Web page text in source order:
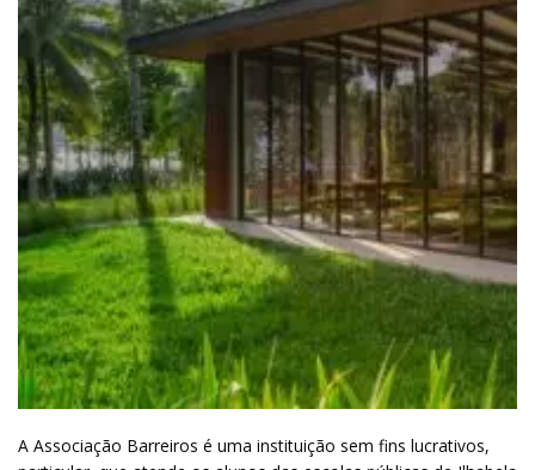
A Associação Barreiros é uma instituição sem fins lucrativos,